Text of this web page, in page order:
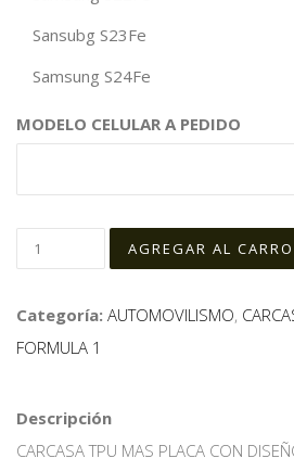
Sansubg S23Fe
Samsung S24Fe
MODELO CELULAR A PEDIDO
Categoría: AUTOMOVILISMO,
FORMULA 1
Descripción
CARCASA TPU MAS PLACA CON